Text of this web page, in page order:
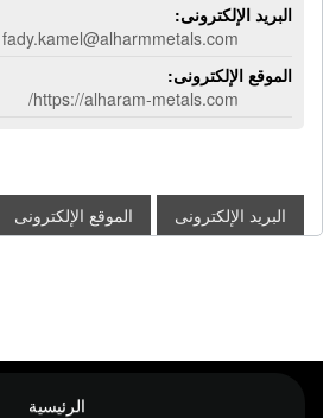
البريد الإلكترونى:
fady.kamel@alharmmetals.com
الموقع الإلكترونى:
https://alharam-metals.com/
البريد الإلكترونى الموقع الإلكترونى
الرئيسية